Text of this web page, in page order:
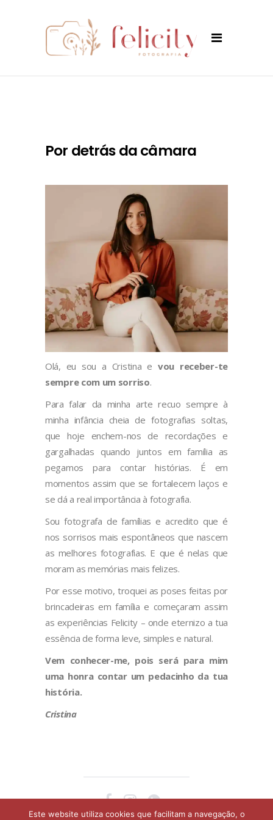
Por detrás da câmara
Olá, eu sou a Cristina e vou receber-te
sempre com um sorriso.
Para falar da minha arte recuo sempre à
minha infância cheia de fotografias soltas,
que hoje enchem-nos de recordações e
gargalhadas quando juntos em família as
pegamos para contar histórias. É em
momentos assim que se fortalecem laços e
se dá a real importância à fotografia.
Sou fotografa de famílias e acredito que é
nos sorrisos mais espontâneos que nascem
as melhores fotografias. E que é nelas que
moram as memórias mais felizes.
Por esse motivo, troquei as poses feitas por
brincadeiras em família e começaram assim
as experiências Felicity – onde eternizo a tua
essência de forma leve, simples e natural.
Vem conhecer-me, pois será para mim
uma honra contar um pedacinho da tua
história.
Cristina
Este website utiliza cookies que facilitam a navegação, o